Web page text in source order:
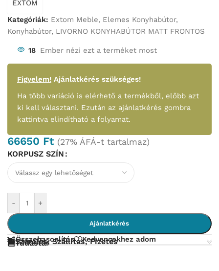
EXTOM
Kategóriák: Extom Meble, Elemes Konyhabútor,
Konyhabútor, LIVORNO KONYHABÚTOR MATT FRONTOS
18 Ember nézi ezt a terméket most
Figyelem! Ajánlatkérés szükséges!
Ha több variáció is elérhető a termékből, előbb azt
ki kell választani. Ezután az ajánlatkérés gombra
kattintva elindítható a folyamat.
66650 Ft (27% ÁFÁ-t tartalmaz)
KORPUSZ SZÍN
- +
Ajánlatkérés
Összehasonlítás Kedvencekhez adom
Szerelés, Szállítás, Fizetés
Tudástár